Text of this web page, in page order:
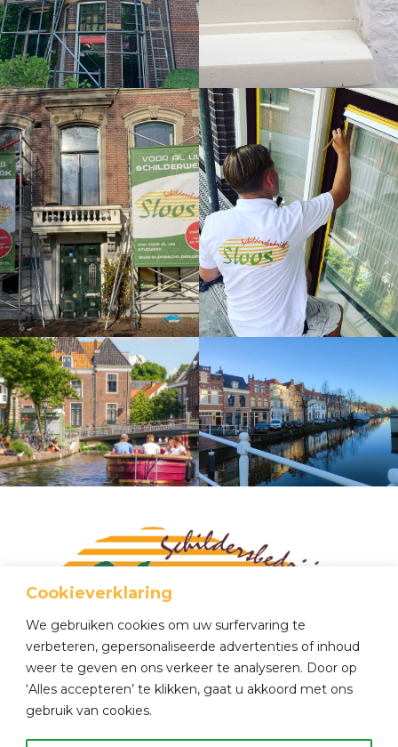
Cookieverklaring
We gebruiken cookies om uw surfervaring te
verbeteren, gepersonaliseerde advertenties of inhoud
weer te geven en ons verkeer te analyseren. Door op
‘Alles accepteren’ te klikken, gaat u akkoord met ons
gebruik van cookies.
Tel 0648 467 423
Mail
info@sloosschilderwerken.nl